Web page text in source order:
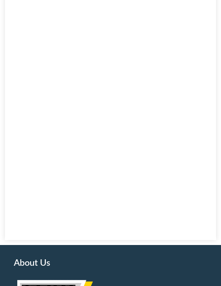
About Us